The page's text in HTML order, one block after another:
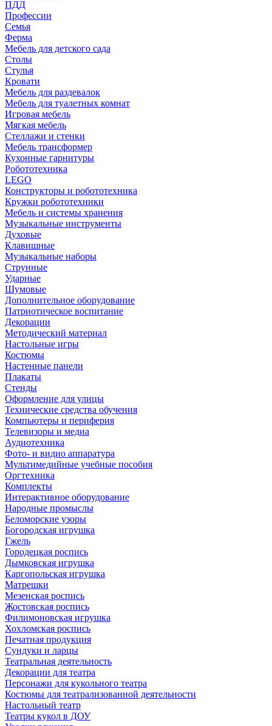
ПДД
Профессии
Семья
Ферма
Мебель для детского сада
Столы
Cтулья
Кровати
Мебель для раздевалок
Мебель для туалетных комнат
Игровая мебель
Мягкая мебель
Стеллажи и стенки
Мебель трансформер
Кухонные гарнитуры
Робототехника
LEGO
Конструкторы и робототехника
Кружки робототехники
Мебель и системы хранения
Музыкальные инструменты
Духовые
Клавишные
Музыкальные наборы
Струнные
Ударные
Шумовые
Дополнительное оборудование
Патриотическое воспитание
Декорации
Методический материал
Настольные игры
Костюмы
Настенные панели
Плакаты
Стенды
Оформление для улицы
Технические средства обучения
Компьютеры и периферия
Телевизоры и медиа
Аудиотехника
Фото- и видио аппаратура
Мультимедийные учебные пособия
Оргтехника
Комплекты
Интерактивное оборудование
Народные промыслы
Беломорские узоры
Богородская игрушка
Гжель
Городецкая роспись
Дымковская игрушка
Каргопольская игрушка
Матрешки
Мезенская роспись
Жостовская роспись
Филимоновская игрушка
Хохломская роспись
Печатная продукция
Сундуки и ларцы
Театральная деятельность
Декорации для театра
Персонажи для кукольного театра
Костюмы для театрализованной деятельности
Настольный театр
Театры кукол в ДОУ